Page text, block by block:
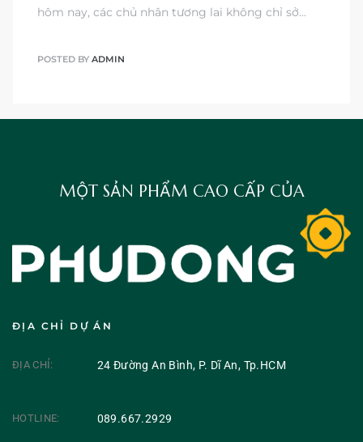
hôm nay, các chủ nhân tương lai không chỉ sở…
POSTED BY ADMIN
MỘT SẢN PHẨM CAO CẤP CỦA
ĐỊA CHỈ DỰ ÁN
ĐỊA CHỈ: 24 Đường An Bình, P. Dĩ An, Tp.HCM
HOTLINE: 089.667.2929